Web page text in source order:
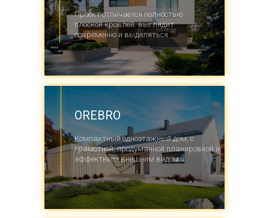
Проект отличается полностью
плоской кровлей. выглядит
современно и выделяться
Компактный одноэтажный дом, с
грамотной, продуманной планировкой и
эффектным внешним видом
OREBRO